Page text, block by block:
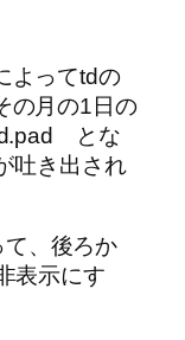
よってtdの
の月の1日の
とな
吐き出され
、後ろか
表示にす